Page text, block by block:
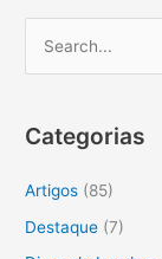
q
Categorias
Artigos (85)
Destaque (7)